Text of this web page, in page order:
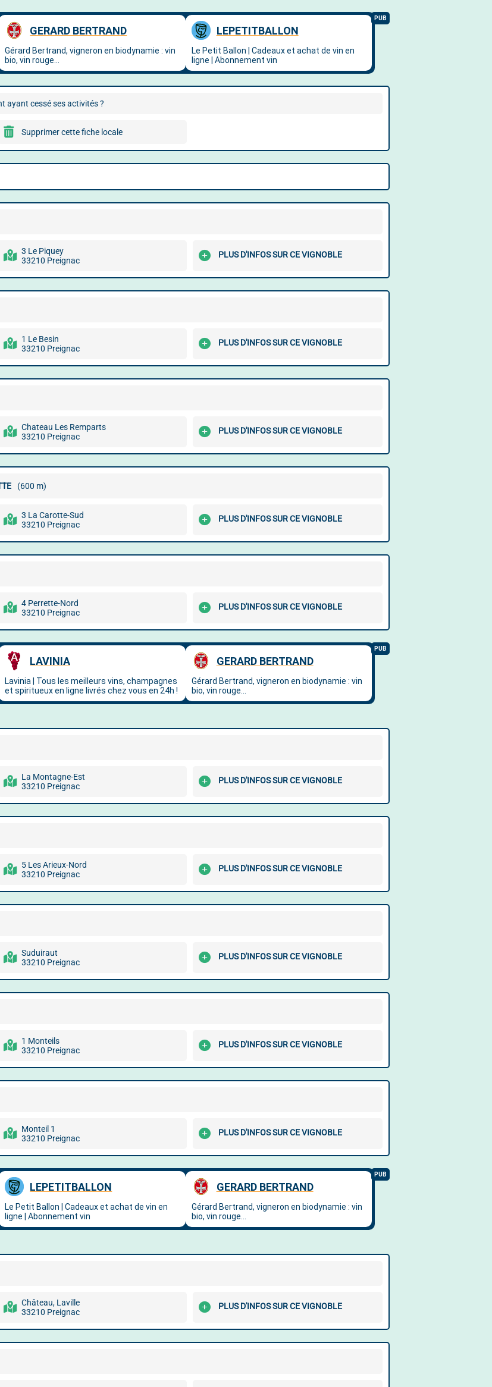
ayant cessé ses activités ?
Supprimer cette fiche locale
3 Le Piquey
33210 Preignac
PLUS D'INFOS SUR CE VIGNOBLE
1 Le Besin
33210 Preignac
PLUS D'INFOS SUR CE VIGNOBLE
Chateau Les Remparts
33210 Preignac
PLUS D'INFOS SUR CE VIGNOBLE
(600 m)
3 La Carotte-Sud
33210 Preignac
PLUS D'INFOS SUR CE VIGNOBLE
4 Perrette-Nord
33210 Preignac
PLUS D'INFOS SUR CE VIGNOBLE
La Montagne-Est
33210 Preignac
PLUS D'INFOS SUR CE VIGNOBLE
5 Les Arieux-Nord
33210 Preignac
PLUS D'INFOS SUR CE VIGNOBLE
Suduiraut
33210 Preignac
PLUS D'INFOS SUR CE VIGNOBLE
1 Monteils
33210 Preignac
PLUS D'INFOS SUR CE VIGNOBLE
Monteil 1
33210 Preignac
PLUS D'INFOS SUR CE VIGNOBLE
Château, Laville
33210 Preignac
PLUS D'INFOS SUR CE VIGNOBLE